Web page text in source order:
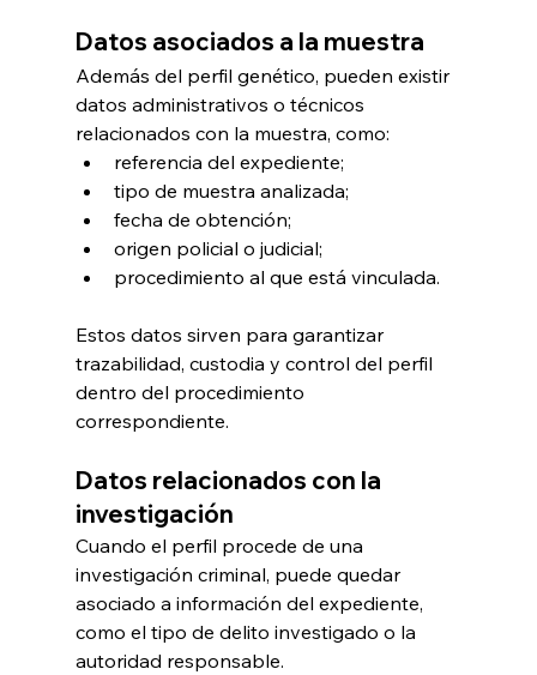
Datos asociados a la muestra
Además del perfil genético, pueden existir
datos administrativos o técnicos
relacionados con la muestra, como:
referencia del expediente;
tipo de muestra analizada;
fecha de obtención;
origen policial o judicial;
procedimiento al que está vinculada.
Estos datos sirven para garantizar
trazabilidad, custodia y control del perfil
dentro del procedimiento
correspondiente.
Datos relacionados con la
investigación
Cuando el perfil procede de una
investigación criminal, puede quedar
asociado a información del expediente,
como el tipo de delito investigado o la
autoridad responsable.